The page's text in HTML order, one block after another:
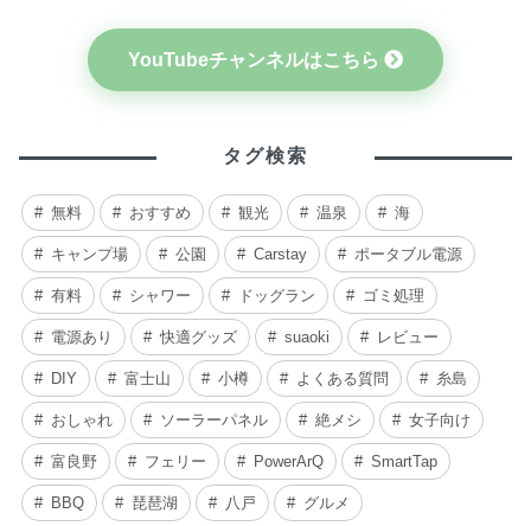
YouTubeチャンネルはこちら
タグ検索
無料 おすすめ 観光 温泉 海
キャンプ場 公園 Carstay ポータブル電源
有料 シャワー ドッグラン ゴミ処理
電源あり 快適グッズ suaoki レビュー
DIY 富士山 小樽 よくある質問 糸島
おしゃれ ソーラーパネル 絶メシ 女子向け
富良野 フェリー PowerArQ SmartTap
BBQ 琵琶湖 八戸 グルメ